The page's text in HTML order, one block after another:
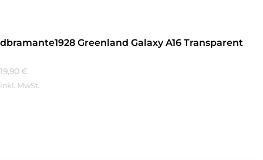
dbramante1928 Greenland Galaxy A16 Transparent
19,90 €
inkl. MwSt.